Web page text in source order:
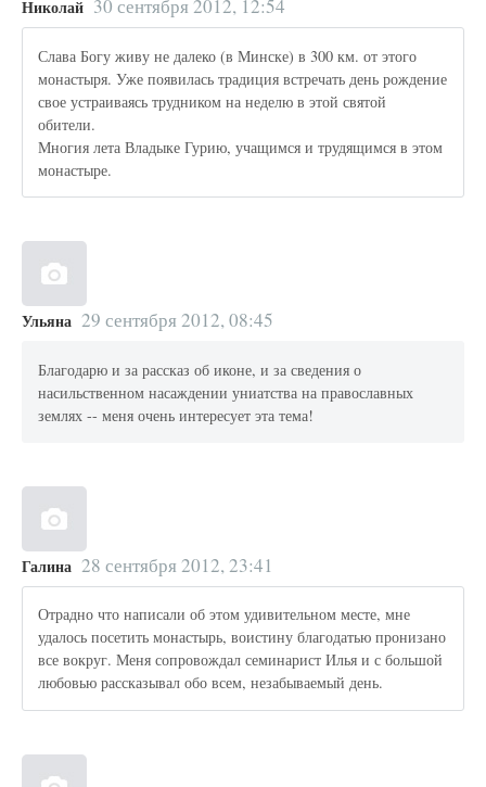
Николай 30 сентября 2012, 12:54
Слава Богу живу не далеко (в Минске) в 300 км. от этого
монастыря. Уже появилась традиция встречать день рождение
свое устраиваясь трудником на неделю в этой святой
обители.
Многия лета Владыке Гурию, учащимся и трудящимся в этом
монастыре.
Ульяна 29 сентября 2012, 08:45
Благодарю и за рассказ об иконе, и за сведения о
насильственном насаждении униатства на православных
землях -- меня очень интересует эта тема!
Галина 28 сентября 2012, 23:41
Отрадно что написали об этом удивительном месте, мне
удалось посетить монастырь, воистину благодатью пронизано
все вокруг. Меня сопровождал семинарист Илья и с большой
любовью рассказывал обо всем, незабываемый день.